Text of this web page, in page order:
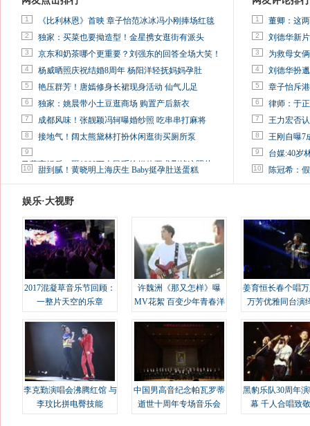
1 《比利林恩》首映 章子怡范冰冰冯小刚捧场红毯
2 独家：买菜也要拗造型！金星携女逛街有派头
3 京东和奶茶哪个更重要？刘强东的回答全场大笑！
4 杨威晒照庆祝结婚8周年 杨阳洋轻抚妈妈孕肚
5 艳压群芳！唐嫣修身长裙现身活动 仙气儿足
6 独家：姚晨带小土豆逛商场 购置产后新衣
7 成都风味！张靓颖冯轲曝婚纱照 吃串串打麻将
8 接地气！阔太熊黛林打扮休闲逛街买厕所泵
9
马蓉离婚后，砸1000万人民币给媒体要求删掉这照片
10 甜到腻！黄晓明上海庆生 Baby挺孕肚送蛋糕
1 董卿：这
2 刘德华新
3 为救母女
4 刘德华扮
5 章子怡斥
6 律师：于
7 王力宏否
8 王刚自曝7
9 台媒:40岁
10 陈冠希：
娱乐·大视野
2017混凝草音乐节回顾：
一整片天空的乐章
许魏洲《那又怎样》曝
MV花絮 百变少年青春洋
姜育恒长春个唱
万芳优雅同台演
李克勤演唱会沸腾红馆 与
李玟比拼电臀技能
中国男高音纪念帕瓦罗蒂
逝世十周年专场音乐会
黑豹乐队30周年
幕 千人合唱致